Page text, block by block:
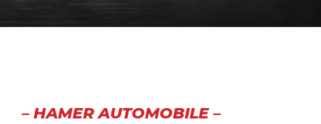
– HAMER AUTOMOBILE –